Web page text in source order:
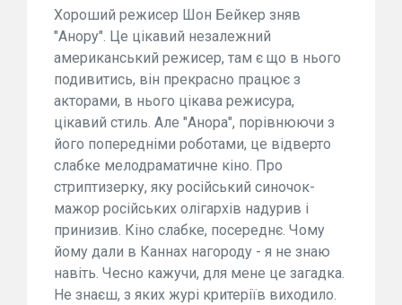
Хороший режисер Шон Бейкер зняв
"Анору". Це цікавий незалежний
американський режисер, там є що в нього
подивитись, він прекрасно працює з
акторами, в нього цікава режисура,
цікавий стиль. Але "Анора", порівнюючи з
його попередніми роботами, це відверто
слабке мелодраматичне кіно. Про
стриптизерку, яку російський синочок-
мажор російських олігархів надурив і
принизив. Кіно слабке, посереднє. Чому
йому дали в Каннах нагороду - я не знаю
навіть. Чесно кажучи, для мене це загадка.
Не знаєш, з яких журі критеріїв виходило.